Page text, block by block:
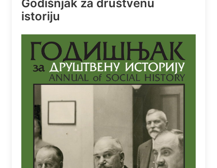
Godišnjak za društvenu
istoriju